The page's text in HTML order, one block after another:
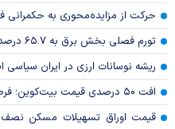
حرکت از مزایده‌محوری به حکمرانی
تورم فصلی بخش برق به ۶۵.۷ درصد رسید
ریشه نوسانات ارزی در ایران
افت ۵۰ درصدی قیمت بیت‌کوین؛ فرصت خرید یا آغاز دوره نزولی؟
قیمت اوراق تسهیلات مسکن نصف